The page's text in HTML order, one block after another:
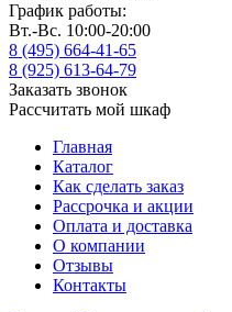
График работы:
Вт.-Вс. 10:00-20:00
8 (495) 664-41-65
8 (925) 613-64-79
Заказать звонок
Рассчитать мой шкаф
Главная
Каталог
Как сделать заказ
Рассрочка и акции
Оплата и доставка
О компании
Отзывы
Контакты